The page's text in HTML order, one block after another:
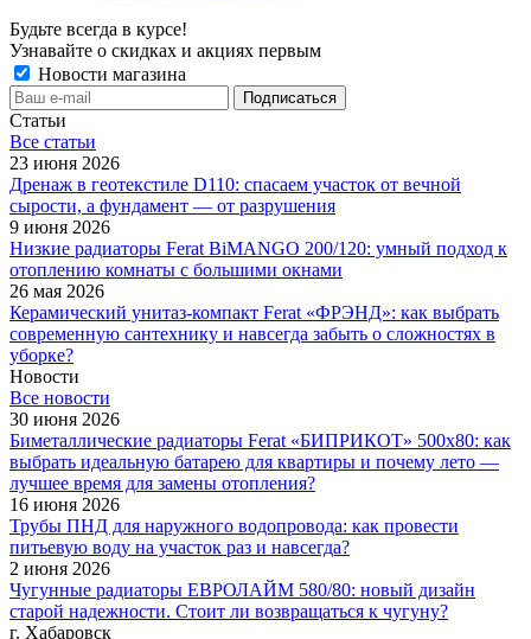
Будьте всегда в курсе!
Узнавайте о скидках и акциях первым
Новости магазина
Статьи
Все cтатьи
23 июня 2026
Дренаж в геотекстиле D110: спасаем участок от вечной
сырости, а фундамент — от разрушения
9 июня 2026
Низкие радиаторы Ferat BiMANGO 200/120: умный подход к
отоплению комнаты с большими окнами
26 мая 2026
Керамический унитаз-компакт Ferat «ФРЭНД»: как выбрать
современную сантехнику и навсегда забыть о сложностях в
уборке?
Новости
Все новости
30 июня 2026
Биметаллические радиаторы Ferat «БИПРИКОТ» 500x80: как
выбрать идеальную батарею для квартиры и почему лето —
лучшее время для замены отопления?
16 июня 2026
Трубы ПНД для наружного водопровода: как провести
питьевую воду на участок раз и навсегда?
2 июня 2026
Чугунные радиаторы ЕВРОЛАЙМ 580/80: новый дизайн
старой надежности. Стоит ли возвращаться к чугуну?
г. Хабаровск